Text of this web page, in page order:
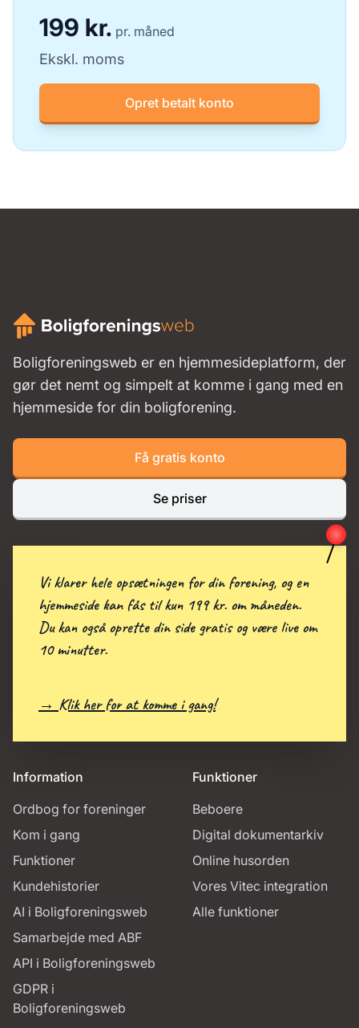
199 kr. pr. måned
Ekskl. moms
Opret betalt konto
Boligforeningsweb er en hjemmesideplatform, der
gør det nemt og simpelt at komme i gang med en
hjemmeside for din boligforening.
Få gratis konto
Se priser
Information
Ordbog for foreninger
Kom i gang
Funktioner
Kundehistorier
AI i Boligforeningsweb
Samarbejde med ABF
API i Boligforeningsweb
GDPR i
Boligforeningsweb
Funktioner
Beboere
Digital dokumentarkiv
Online husorden
Vores Vitec integration
Alle funktioner
Vi klarer hele opsætningen for din forening, og en
hjemmeside kan fås til kun 199 kr. om måneden.
Du kan også oprette din side gratis og være live om
10 minutter.
→ Klik her for at komme i gang!